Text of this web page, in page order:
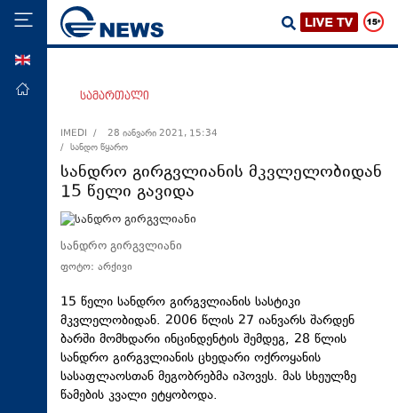
მთავარი
ეკონომიკა
მსოფლიო
სამართალი
თავდაცვა
რეგიონი
კულტურა
სამართალი
IMEDI /
28 იანვარი 2021, 15:34
/ სანდო წყარო
სანდრო გირგვლიანის მკვლელობიდან
15 წელი გავიდა
სანდრო გირგვლიანი
ფოტო: არქივი
15 წელი სანდრო გირგვლიანის სასტიკი
მკვლელობიდან. 2006 წლის 27 იანვარს შარდენ
ბარში მომხდარი ინცინდენტის შემდეგ, 28 წლის
სანდრო გირგვლიანის ცხედარი ოქროყანის
სასაფლაოსთან მეგობრებმა იპოვეს. მას სხეულზე
წამების კვალი ეტყობოდა.